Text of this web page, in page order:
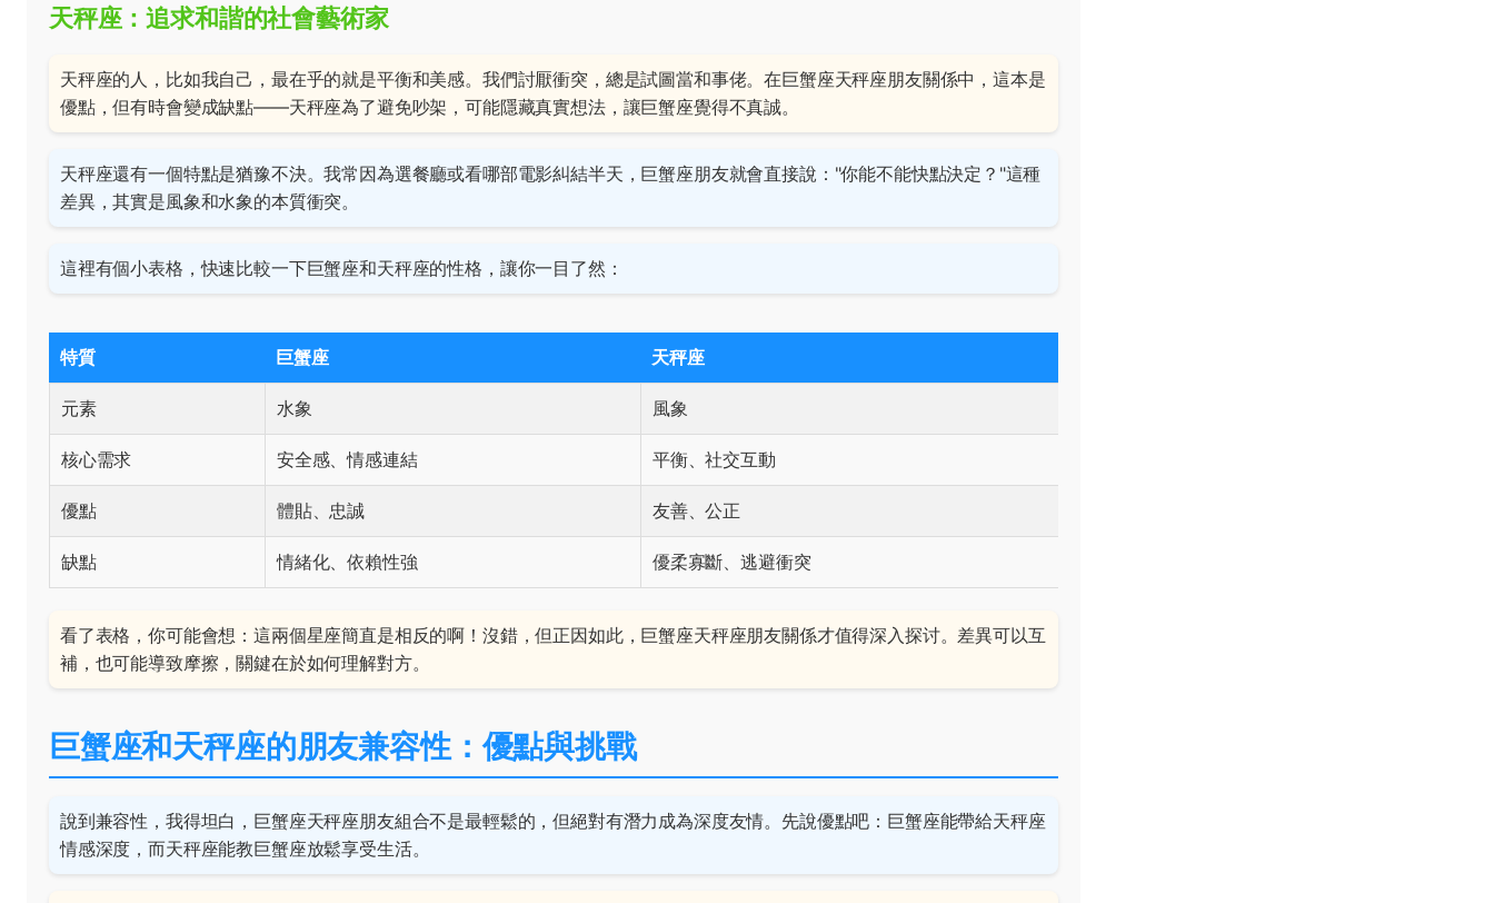
天秤座：追求和諧的社會藝術家
天秤座的人，比如我自己，最在乎的就是平衡和美感。我們討厭衝突，總是試圖當和事佬。在巨蟹座天秤座朋友關係中，這本是
優點，但有時會變成缺點——天秤座為了避免吵架，可能隱藏真實想法，讓巨蟹座覺得不真誠。
天秤座還有一個特點是猶豫不決。我常因為選餐廳或看哪部電影糾結半天，巨蟹座朋友就會直接說："你能不能快點決定？"這種
差異，其實是風象和水象的本質衝突。
這裡有個小表格，快速比較一下巨蟹座和天秤座的性格，讓你一目了然：
特質 巨蟹座 天秤座
元素 水象 風象
核心需求 安全感、情感連結 平衡、社交互動
優點 體貼、忠誠 友善、公正
缺點 情緒化、依賴性強 優柔寡斷、逃避衝突
看了表格，你可能會想：這兩個星座簡直是相反的啊！沒錯，但正因如此，巨蟹座天秤座朋友關係才值得深入探讨。差異可以互
補，也可能導致摩擦，關鍵在於如何理解對方。
巨蟹座和天秤座的朋友兼容性：優點與挑戰
說到兼容性，我得坦白，巨蟹座天秤座朋友組合不是最輕鬆的，但絕對有潛力成為深度友情。先說優點吧：巨蟹座能帶給天秤座
情感深度，而天秤座能教巨蟹座放鬆享受生活。